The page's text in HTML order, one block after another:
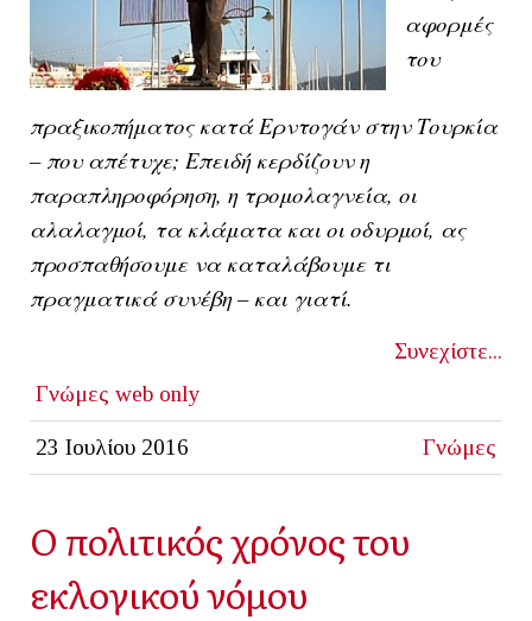
αφορμές
του
πραξικοπήματος κατά Ερντογάν στην Τουρκία
– που απέτυχε; Επειδή κερδίζουν η
παραπληροφόρηση, η τρομολαγνεία, οι
αλαλαγμοί, τα κλάματα και οι οδυρμοί, ας
προσπαθήσουμε να καταλάβουμε τι
πραγματικά συνέβη – και γιατί.
Συνεχίστε...
Γνώμες web only
23 Ιουλίου 2016 Γνώμες
Ο πολιτικός χρόνος του
εκλογικού νόμου